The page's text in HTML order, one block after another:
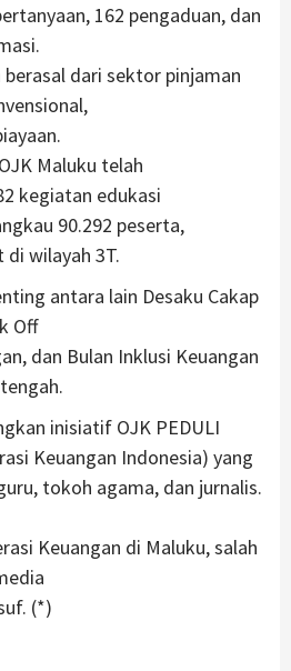
162 pengaduan, dan
dari sektor pinjaman
Maluku telah
kegiatan edukasi
90.292 peserta,
wilayah 3T.
antara lain Desaku Cakap
Off
dan Bulan Inklusi Keuangan
inisiatif OJK PEDULI
Keuangan Indonesia) yang
tokoh agama, dan jurnalis.
Keuangan di Maluku, salah
(*)